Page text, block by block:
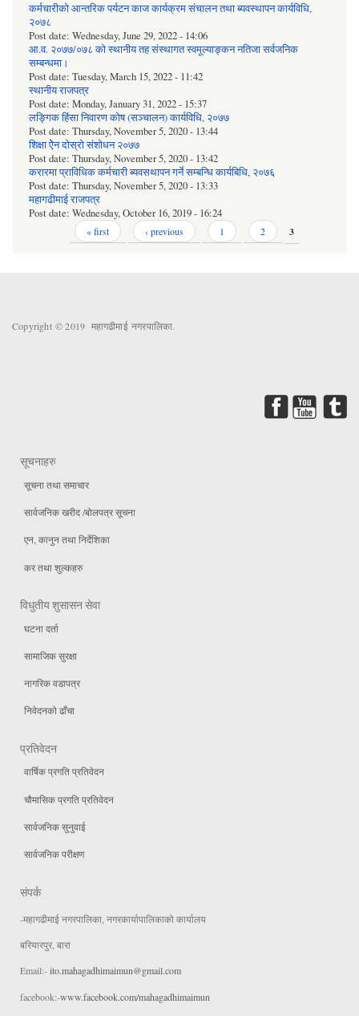
कर्मचारीको आन्तरिक पर्यटन काज कार्यक्रम संचालन तथा ब्यवस्थापन कार्यविधि,
२०७८
Post date: Wednesday, June 29, 2022 - 14:06
आ.व. २०७७/०७८ को स्थानीय तह संस्थागत स्वमूल्याङ्कन नतिजा सर्वजनिक
सम्बन्धमा।
Post date: Tuesday, March 15, 2022 - 11:42
स्थानीय राजपत्र
Post date: Monday, January 31, 2022 - 15:37
लङ्गिक हिंसा निवारण कोष (सञ्‍चालन) कार्यविधि, २०७७
Post date: Thursday, November 5, 2020 - 13:44
शिक्षा ऐेन दोस्रो संशोधन २०७७
Post date: Thursday, November 5, 2020 - 13:42
करारमा प्राविधिक कर्मचारी ब्यवसथापन गर्ने सम्बन्धि कार्यबिधि, २०७६
Post date: Thursday, November 5, 2020 - 13:33
महागढीमाई राजपत्र
Post date: Wednesday, October 16, 2019 - 16:24
« first ‹ previous 1 2 3
Copyright © 2019 महागढीमाई नगरपालिका.
सूचनाहरु
सूचना तथा समाचार
सार्वजनिक खरीद /बोलपत्र सूचना
एन, कानुन तथा निर्देशिका
कर तथा शुल्कहरु
विधुतीय शुसासन सेवा
घटना दर्ता
सामाजिक सुरक्षा
नागरिक वडापत्र
निवेदनको ढाँचा
प्रतिवेदन
वार्षिक प्रगति प्रतिवेदन
चौमासिक प्रगति प्रतिवेदन
सार्वजनिक सुनुवाई
सार्वजनिक परीक्षण
संपर्क
-महागढीमाई नगरपालिका, नगरकार्यापालिकाको कार्यालय
बरियारपुर, बारा
Email:-ito.mahagadhimaimun@gmail.com
facebook:-www.facebook.com/mahagadhimaimun